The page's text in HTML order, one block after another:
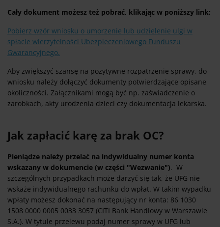
Cały dokument możesz też pobrać, klikając w poniższy link:
Pobierz wzór wniosku o umorzenie lub udzielenie ulgi w
spłacie wierzytelności Ubezpieczeniowego Funduszu
Gwarancyjnego.
Aby zwiększyć szansę na pozytywne rozpatrzenie sprawy, do
wniosku należy dołączyć dokumenty potwierdzające opisane
okoliczności. Załącznikami mogą być np. zaświadczenie o
zarobkach, akty urodzenia dzieci czy dokumentacja lekarska.
Jak zapłacić karę za brak OC?
Pieniądze należy przelać na indywidualny numer konta
wskazany w dokumencie (w części "Wezwanie"). W
szczególnych przypadkach może darzyć się tak, że UFG nie
wskaże indywidualnego rachunku do wpłat. W takim wypadku
wpłaty możesz dokonać na następujący nr konta: 86 1030
1508 0000 0005 0033 3057 (CITI Bank Handlowy w Warszawie
S.A.). W tytule przelewu podaj numer sprawy w UFG lub